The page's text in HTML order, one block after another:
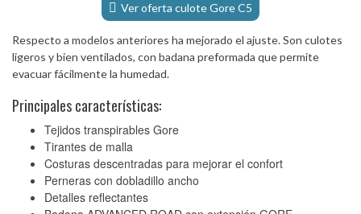
Ver oferta culote Gore C5
Respecto a modelos anteriores ha mejorado el ajuste. Son culotes
ligeros y bien ventilados, con badana preformada que permite
evacuar fácilmente la humedad.
Principales características:
Tejidos transpirables Gore
Tirantes de malla
Costuras descentradas para mejorar el confort
Perneras con dobladillo ancho
Detalles reflectantes